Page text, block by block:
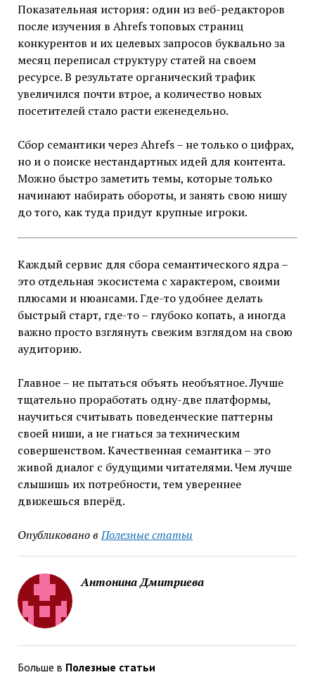
Показательная история: один из веб-редакторов
после изучения в Ahrefs топовых страниц
конкурентов и их целевых запросов буквально за
месяц переписал структуру статей на своем
ресурсе. В результате органический трафик
увеличился почти втрое, а количество новых
посетителей стало расти еженедельно.
Сбор семантики через Ahrefs – не только о цифрах,
но и о поиске нестандартных идей для контента.
Можно быстро заметить темы, которые только
начинают набирать обороты, и занять свою нишу
до того, как туда придут крупные игроки.
Каждый сервис для сбора семантического ядра –
это отдельная экосистема с характером, своими
плюсами и нюансами. Где-то удобнее делать
быстрый старт, где-то – глубоко копать, а иногда
важно просто взглянуть свежим взглядом на свою
аудиторию.
Главное – не пытаться объять необъятное. Лучше
тщательно проработать одну-две платформы,
научиться считывать поведенческие паттерны
своей ниши, а не гнаться за техническим
совершенством. Качественная семантика – это
живой диалог с будущими читателями. Чем лучше
слышишь их потребности, тем увереннее
движешься вперёд.
Опубликовано в Полезные статьи
Антонина Дмитриева
Больше в Полезные статьи